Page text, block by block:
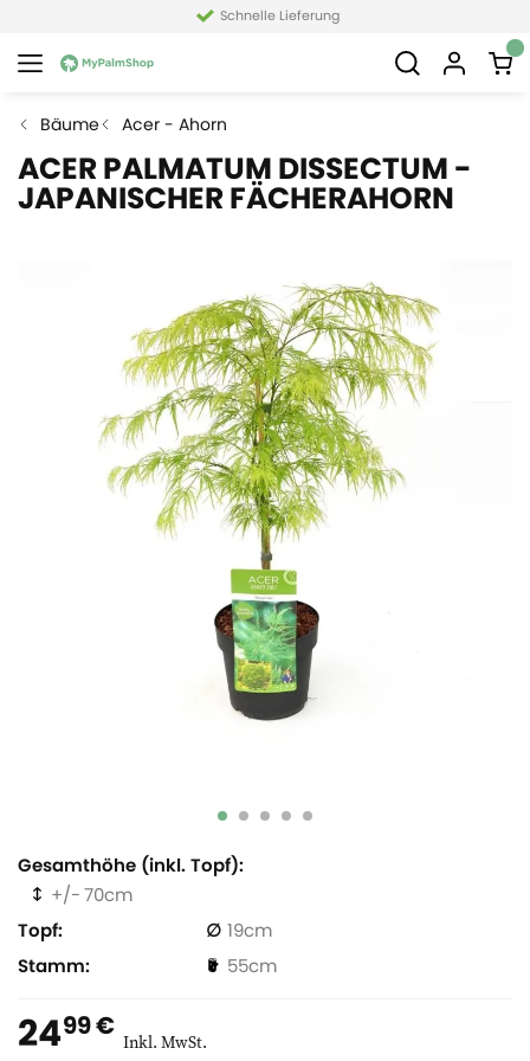
Schnelle Lieferung
Bäume Acer - Ahorn
ACER PALMATUM DISSECTUM -
JAPANISCHER FÄCHERAHORN
Gesamthöhe (inkl. Topf)
70
Topf
19
Stamm
55
2499 € Inkl. MwSt.